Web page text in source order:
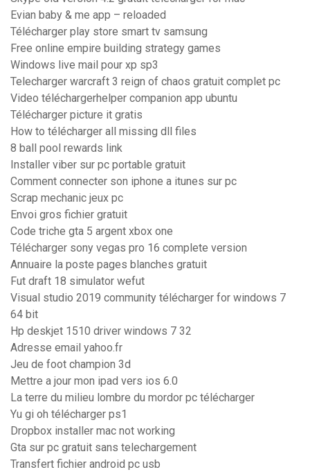
Evian baby & me app – reloaded
Télécharger play store smart tv samsung
Free online empire building strategy games
Windows live mail pour xp sp3
Telecharger warcraft 3 reign of chaos gratuit complet pc
Video téléchargerhelper companion app ubuntu
Télécharger picture it gratis
How to télécharger all missing dll files
8 ball pool rewards link
Installer viber sur pc portable gratuit
Comment connecter son iphone a itunes sur pc
Scrap mechanic jeux pc
Envoi gros fichier gratuit
Code triche gta 5 argent xbox one
Télécharger sony vegas pro 16 complete version
Annuaire la poste pages blanches gratuit
Fut draft 18 simulator wefut
Visual studio 2019 community télécharger for windows 7
64 bit
Hp deskjet 1510 driver windows 7 32
Adresse email yahoo.fr
Jeu de foot champion 3d
Mettre a jour mon ipad vers ios 6.0
La terre du milieu lombre du mordor pc télécharger
Yu gi oh télécharger ps1
Dropbox installer mac not working
Gta sur pc gratuit sans telechargement
Transfert fichier android pc usb